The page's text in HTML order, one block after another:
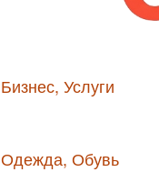
Бизнес, Услуги
Одежда, Обувь